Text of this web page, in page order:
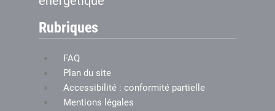
Rubriques
FAQ
Plan du site
Accessibilité : conformité partielle
Mentions légales